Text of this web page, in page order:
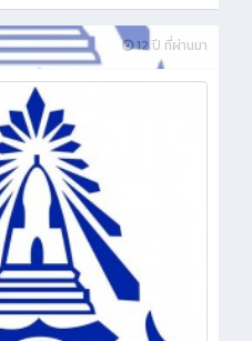
12 ปี ที่ผ่านมา